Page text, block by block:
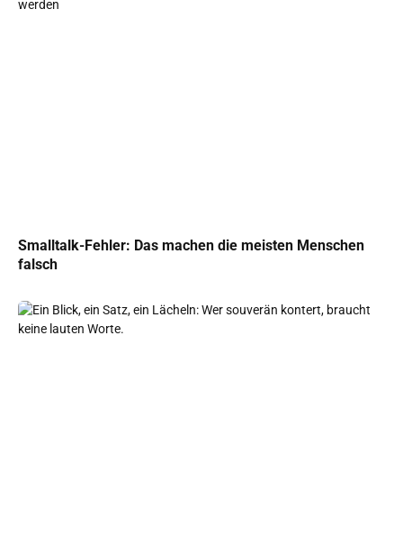
Smalltalk-Fehler: Das machen die meisten Menschen
falsch